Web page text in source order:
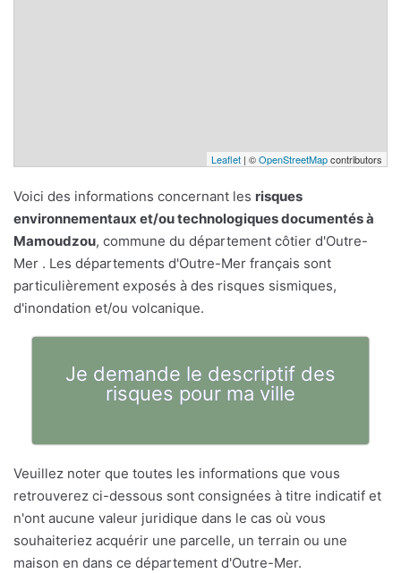
Leaflet | ©OpenStreetMapcontributors
Voici des informations concernant les risques
environnementaux et/ou technologiques documentés à
Mamoudzou, commune du département côtier d'Outre-
Mer . Les départements d'Outre-Mer français sont
particulièrement exposés à des risques sismiques,
d'inondation et/ou volcanique.
Je demande le descriptif des
risques pour ma ville
Veuillez noter que toutes les informations que vous
retrouverez ci-dessous sont consignées à titre indicatif et
n'ont aucune valeur juridique dans le cas où vous
souhaiteriez acquérir une parcelle, un terrain ou une
maison en dans ce département d'Outre-Mer.